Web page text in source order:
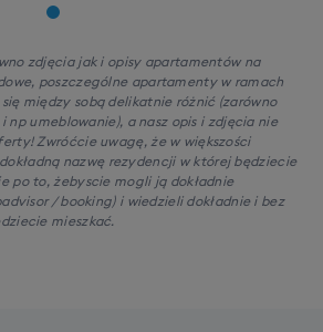
zdjęcia jak i opisy apartamentów na
poszczególne apartamenty w ramach
między sobą delikatnie różnić (zarówno
np umeblowanie), a nasz opis i zdjęcia nie
Zwróćcie uwagę, że w większości
nazwę rezydencji w której będziecie
po to, żebyscie mogli ją dokładnie
/ booking) i wiedzieli dokładnie i bez
mieszkać.